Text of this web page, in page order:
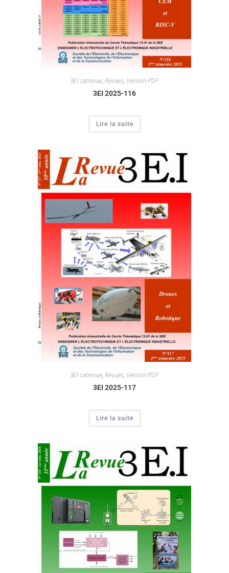
3EI catrevue, Revues, Version PDF
3EI 2025-116
Lire la suite
3EI catrevue Revues Version PDF
3EI 2025-117
Lire la suite